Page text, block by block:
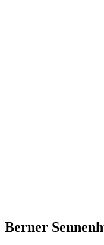
Berner